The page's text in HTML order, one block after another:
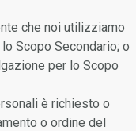
che noi utilizziamo
Scopo Secondario; o
per lo Scopo
è richiesto o
o ordine del